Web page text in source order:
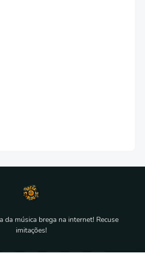
da música brega na internet! Recuse
imitações!